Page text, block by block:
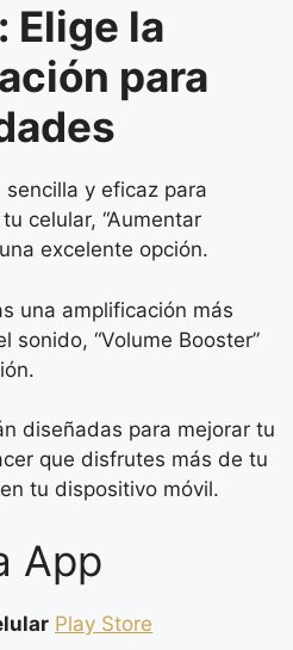
Elige la
para
y eficaz para
celular, “Aumentar
excelente opción.
una amplificación más
sonido, “Volume Booster”
diseñadas para mejorar tu
que disfrutes más de tu
tu dispositivo móvil.
App
Play Store